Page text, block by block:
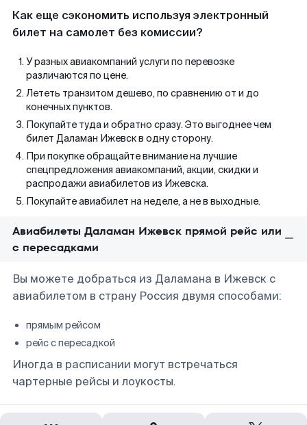
Как еще сэкономить используя электронный
билет на самолет без комиссии?
У разных авиакомпаний услуги по перевозке
различаются по цене.
Лететь транзитом дешево, по сравнению от и до
конечных пунктов.
Покупайте туда и обратно сразу. Это выгоднее чем
билет Даламан Ижевск в одну сторону.
При покупке обращайте внимание на лучшие
спецпредложения авиакомпаний, акции, скидки и
распродажи авиабилетов из Ижевска.
Покупайте авиабилет на неделе, а не в выходные.
Авиабилеты Даламан Ижевск прямой рейс или
с пересадками
Вы можете добраться из Даламана в Ижевск с
авиабилетом в страну Россия двумя способами:
прямым рейсом
рейс с пересадкой
Иногда в расписании могут встречаться
чартерные рейсы и лоукосты.